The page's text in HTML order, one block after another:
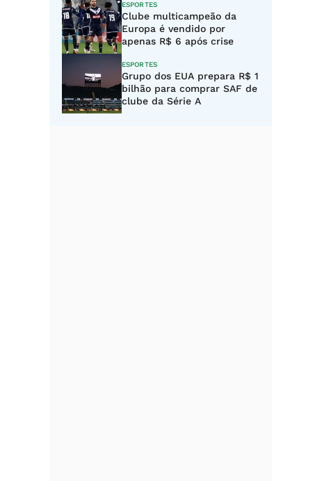
ESPORTES
Clube multicampeão da
Europa é vendido por
apenas R$ 6 após crise
ESPORTES
Grupo dos EUA prepara R$ 1
bilhão para comprar SAF de
clube da Série A